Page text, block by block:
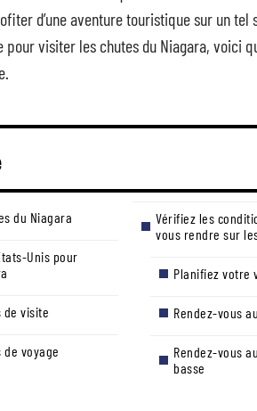
d’une aventure touristique sur un tel
pour visiter les chutes du Niagara, voici
du Niagara
Unis pour
de visite
voyage
Vérifiez les
vous rendre sur
Planifiez votre
Rendez-vous
Rendez-vous
basse